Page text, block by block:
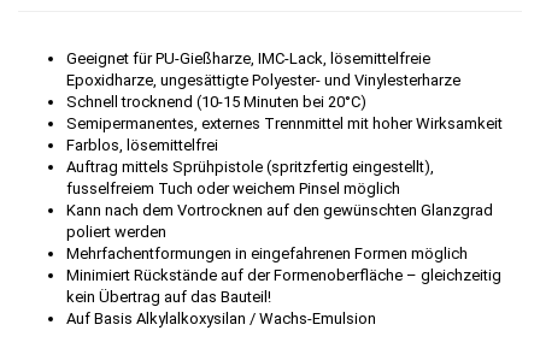
Geeignet für PU-Gießharze, IMC-Lack, lösemittelfreie
Epoxidharze, ungesättigte Polyester- und Vinylesterharze
Schnell trocknend (10-15 Minuten bei 20°C)
Semipermanentes, externes Trennmittel mit hoher Wirksamkeit
Farblos, lösemittelfrei
Auftrag mittels Sprühpistole (spritzfertig eingestellt),
fusselfreiem Tuch oder weichem Pinsel möglich
Kann nach dem Vortrocknen auf den gewünschten Glanzgrad
poliert werden
Mehrfachentformungen in eingefahrenen Formen möglich
Minimiert Rückstände auf der Formenoberfläche – gleichzeitig
kein Übertrag auf das Bauteil!
Auf Basis Alkylalkoxysilan / Wachs-Emulsion